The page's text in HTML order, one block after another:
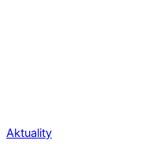
Aktuality